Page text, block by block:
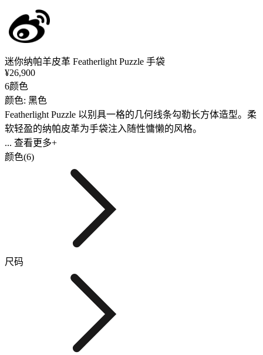
迷你纳帕羊皮革 Featherlight Puzzle 手袋
¥26,900
6颜色
颜色: 黑色
Featherlight Puzzle 以别具一格的几何线条勾勒长方体造型。柔
软轻盈的纳帕皮革为手袋注入随性慵懒的风格。
... 查看更多+
颜色(6)
尺码